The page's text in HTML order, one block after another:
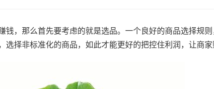
钱，那么首先要考虑的就是选品。一个良好的商品选择规
择非标准化的商品，如此才能更好的把控住利润，让商家